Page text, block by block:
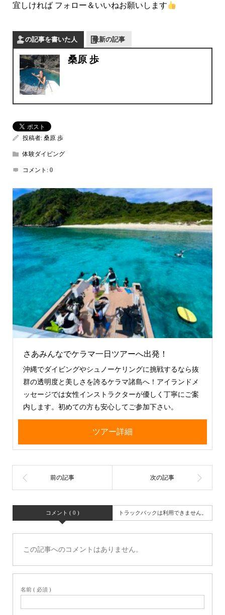
宜しければ フォロー＆いいねお願いします
この記事を書いた人 最新の記事
桑原 歩
投稿者: 桑原 歩
体験ダイビング
コメント: 0
さあみんなでケラマ一日ツアーへ出発！
沖縄でダイビングやシュノーケリングに挑戦するなら抜
群の透明度と美しさを誇るケラマ諸島へ！アイランドメ
ッセージでは女性インストラクターが優しく丁寧にご案
内します。初めての方も安心してご参加下さい。
ツアー詳細
コメント ( 0 ) トラックバックは利用できません。
この記事へのコメントはありません。
名前 ( 必須 )